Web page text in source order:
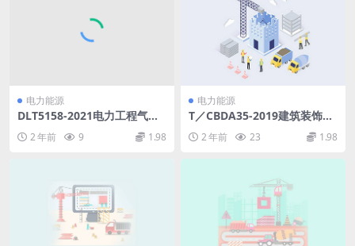
电力能源
DLT5158-2021电力工程气象
7.35MB)pdf
2 年前 9 1.98
电力能源
T／CBDA35-2019建筑装饰装
2 年前 23 1.98